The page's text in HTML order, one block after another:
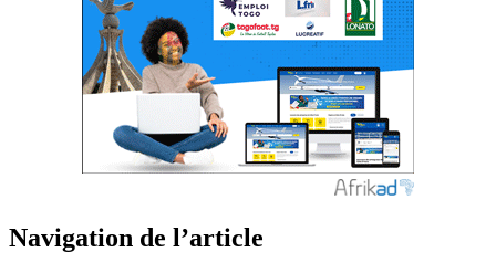
Navigation de l’article